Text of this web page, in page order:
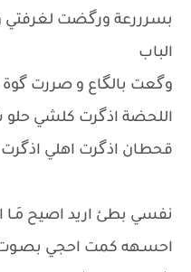
بسرررعة ورگضت
الباب
وگعت بالگاع و صررت
اللحضة اذگرت كلشي حلو
قحطان اذگرت اهلي
نفسي بطئ اريد اصيح مَـا
احسـهه كمت احجي بصـوت